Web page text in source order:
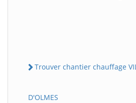
Trouver chantier chauffage
D'OLMES